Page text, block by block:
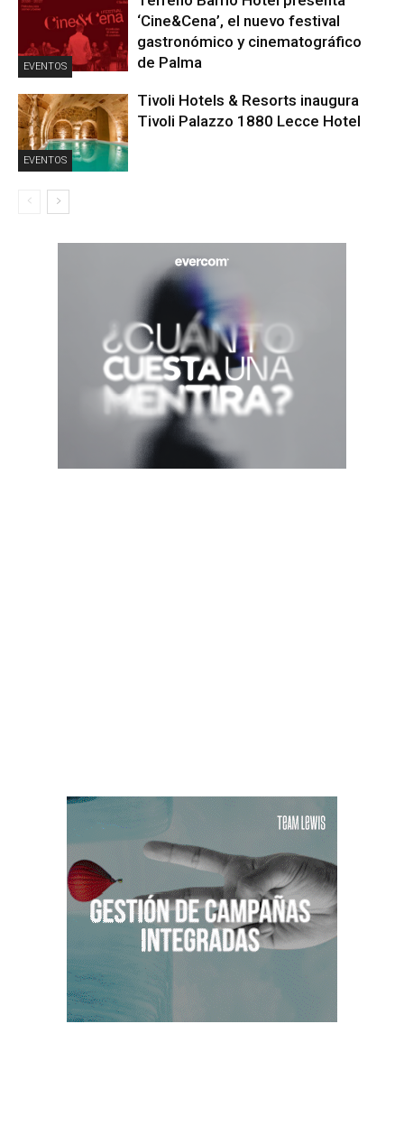
EVENTOS
‘Cine&Cena’, el nuevo festival
gastronómico y cinematográfico
de Palma
EVENTOS
Tivoli Hotels & Resorts inaugura
Tivoli Palazzo 1880 Lecce Hotel